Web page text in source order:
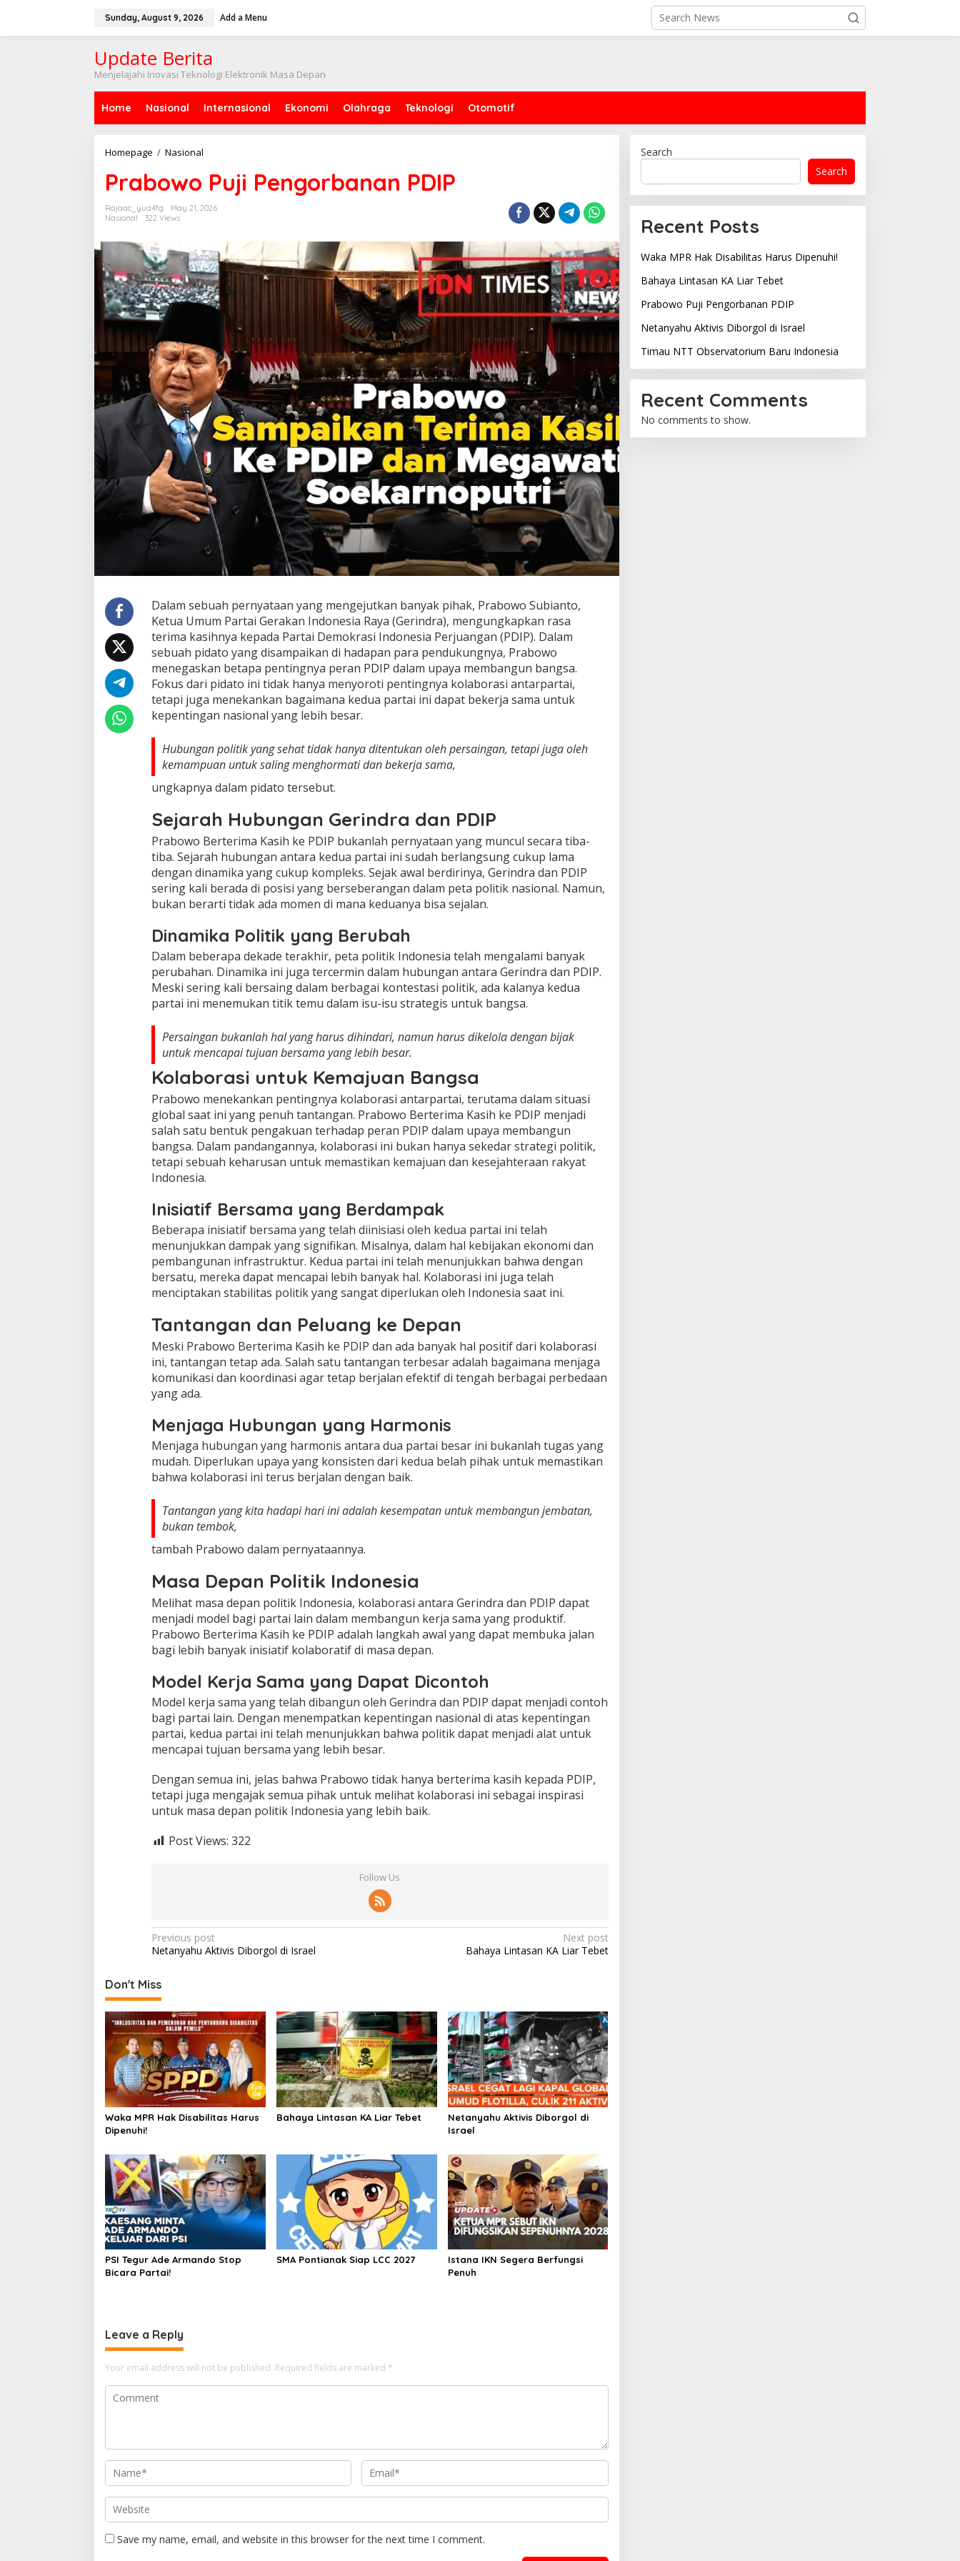
Sunday, August 9, 2026 Add a Menu
Update Berita
Menjelajahi Inovasi Teknologi Elektronik Masa Depan
Home Nasional Internasional Ekonomi Olahraga Teknologi Otomotif
Homepage / Nasional
Pengorbanan
PDIP
Prabowo Puji Pengorbanan PDIP
Rajaac_yua4fg
May 21, 2026
Nasional
322 Views
Dalam sebuah pernyataan yang mengejutkan banyak pihak, Prabowo Subianto,
Ketua Umum Partai Gerakan Indonesia Raya (Gerindra), mengungkapkan rasa
terima kasihnya kepada Partai Demokrasi Indonesia Perjuangan (PDIP). Dalam
sebuah pidato yang disampaikan di hadapan para pendukungnya, Prabowo
menegaskan betapa pentingnya peran PDIP dalam upaya membangun bangsa.
Fokus dari pidato ini tidak hanya menyoroti pentingnya kolaborasi antarpartai,
tetapi juga menekankan bagaimana kedua partai ini dapat bekerja sama untuk
kepentingan nasional yang lebih besar.
Hubungan politik yang sehat tidak hanya ditentukan oleh persaingan, tetapi juga oleh
kemampuan untuk saling menghormati dan bekerja sama,
ungkapnya dalam pidato tersebut.
Sejarah Hubungan Gerindra dan PDIP
Prabowo Berterima Kasih ke PDIP bukanlah pernyataan yang muncul secara tiba-
tiba. Sejarah hubungan antara kedua partai ini sudah berlangsung cukup lama
dengan dinamika yang cukup kompleks. Sejak awal berdirinya, Gerindra dan PDIP
sering kali berada di posisi yang berseberangan dalam peta politik nasional. Namun,
bukan berarti tidak ada momen di mana keduanya bisa sejalan.
Dinamika Politik yang Berubah
Dalam beberapa dekade terakhir, peta politik Indonesia telah mengalami banyak
perubahan. Dinamika ini juga tercermin dalam hubungan antara Gerindra dan PDIP.
Meski sering kali bersaing dalam berbagai kontestasi politik, ada kalanya kedua
partai ini menemukan titik temu dalam isu-isu strategis untuk bangsa.
Persaingan bukanlah hal yang harus dihindari, namun harus dikelola dengan bijak
untuk mencapai tujuan bersama yang lebih besar.
Kolaborasi untuk Kemajuan Bangsa
Prabowo menekankan pentingnya kolaborasi antarpartai, terutama dalam situasi
global saat ini yang penuh tantangan. Prabowo Berterima Kasih ke PDIP menjadi
salah satu bentuk pengakuan terhadap peran PDIP dalam upaya membangun
bangsa. Dalam pandangannya, kolaborasi ini bukan hanya sekedar strategi politik,
tetapi sebuah keharusan untuk memastikan kemajuan dan kesejahteraan rakyat
Indonesia.
Inisiatif Bersama yang Berdampak
Beberapa inisiatif bersama yang telah diinisiasi oleh kedua partai ini telah
menunjukkan dampak yang signifikan. Misalnya, dalam hal kebijakan ekonomi dan
pembangunan infrastruktur. Kedua partai ini telah menunjukkan bahwa dengan
bersatu, mereka dapat mencapai lebih banyak hal. Kolaborasi ini juga telah
menciptakan stabilitas politik yang sangat diperlukan oleh Indonesia saat ini.
Tantangan dan Peluang ke Depan
Meski Prabowo Berterima Kasih ke PDIP dan ada banyak hal positif dari kolaborasi
ini, tantangan tetap ada. Salah satu tantangan terbesar adalah bagaimana menjaga
komunikasi dan koordinasi agar tetap berjalan efektif di tengah berbagai perbedaan
yang ada.
Menjaga Hubungan yang Harmonis
Menjaga hubungan yang harmonis antara dua partai besar ini bukanlah tugas yang
mudah. Diperlukan upaya yang konsisten dari kedua belah pihak untuk memastikan
bahwa kolaborasi ini terus berjalan dengan baik.
Tantangan yang kita hadapi hari ini adalah kesempatan untuk membangun jembatan,
bukan tembok,
tambah Prabowo dalam pernyataannya.
Masa Depan Politik Indonesia
Melihat masa depan politik Indonesia, kolaborasi antara Gerindra dan PDIP dapat
menjadi model bagi partai lain dalam membangun kerja sama yang produktif.
Prabowo Berterima Kasih ke PDIP adalah langkah awal yang dapat membuka jalan
bagi lebih banyak inisiatif kolaboratif di masa depan.
Model Kerja Sama yang Dapat Dicontoh
Model kerja sama yang telah dibangun oleh Gerindra dan PDIP dapat menjadi contoh
bagi partai lain. Dengan menempatkan kepentingan nasional di atas kepentingan
partai, kedua partai ini telah menunjukkan bahwa politik dapat menjadi alat untuk
mencapai tujuan bersama yang lebih besar.
Dengan semua ini, jelas bahwa Prabowo tidak hanya berterima kasih kepada PDIP,
tetapi juga mengajak semua pihak untuk melihat kolaborasi ini sebagai inspirasi
untuk masa depan politik Indonesia yang lebih baik.
Post Views: 322
Follow Us
Post
navigation
Previous post
Netanyahu Aktivis Diborgol di Israel
Next post
Bahaya Lintasan KA Liar Tebet
Don't Miss
Waka MPR Hak Disabilitas Harus
Dipenuhi!
Bahaya Lintasan KA Liar Tebet
Netanyahu Aktivis Diborgol di
Israel
PSI Tegur Ade Armando Stop
Bicara Partai!
SMA Pontianak Siap LCC 2027
Istana IKN Segera Berfungsi
Penuh
Leave a Reply
Your email address will not be published. Required fields are marked *
Save my name, email, and website in this browser for the next time I comment.
Search
Search
Recent Posts
Waka MPR Hak Disabilitas Harus Dipenuhi!
Bahaya Lintasan KA Liar Tebet
Prabowo Puji Pengorbanan PDIP
Netanyahu Aktivis Diborgol di Israel
Timau NTT Observatorium Baru Indonesia
Recent Comments
No comments to show.